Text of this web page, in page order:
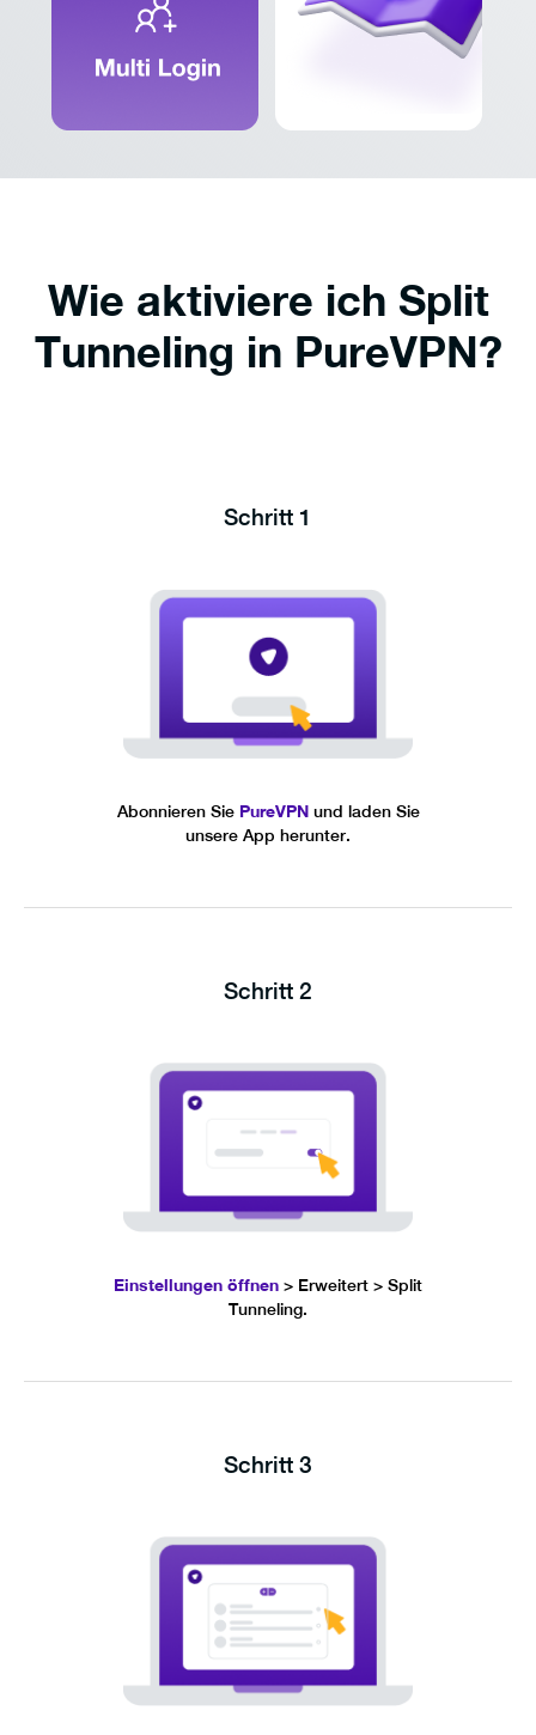
Wie aktiviere ich Split
Tunneling in PureVPN?
Schritt 1
Abonnieren Sie PureVPN und laden Sie
unsere App herunter.
Schritt 2
Einstellungen öffnen > Erweitert > Split
Tunneling.
Schritt 3